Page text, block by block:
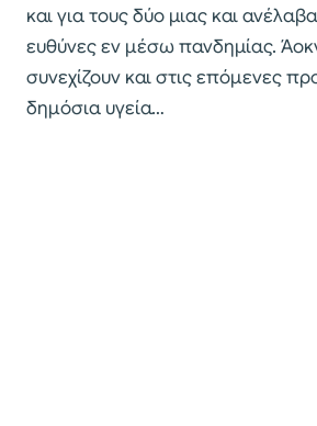
και για τους δύο μιας και
ευθύνες εν μέσω πανδημίας.
συνεχίζουν και στις επόμενες
δημόσια υγεία…